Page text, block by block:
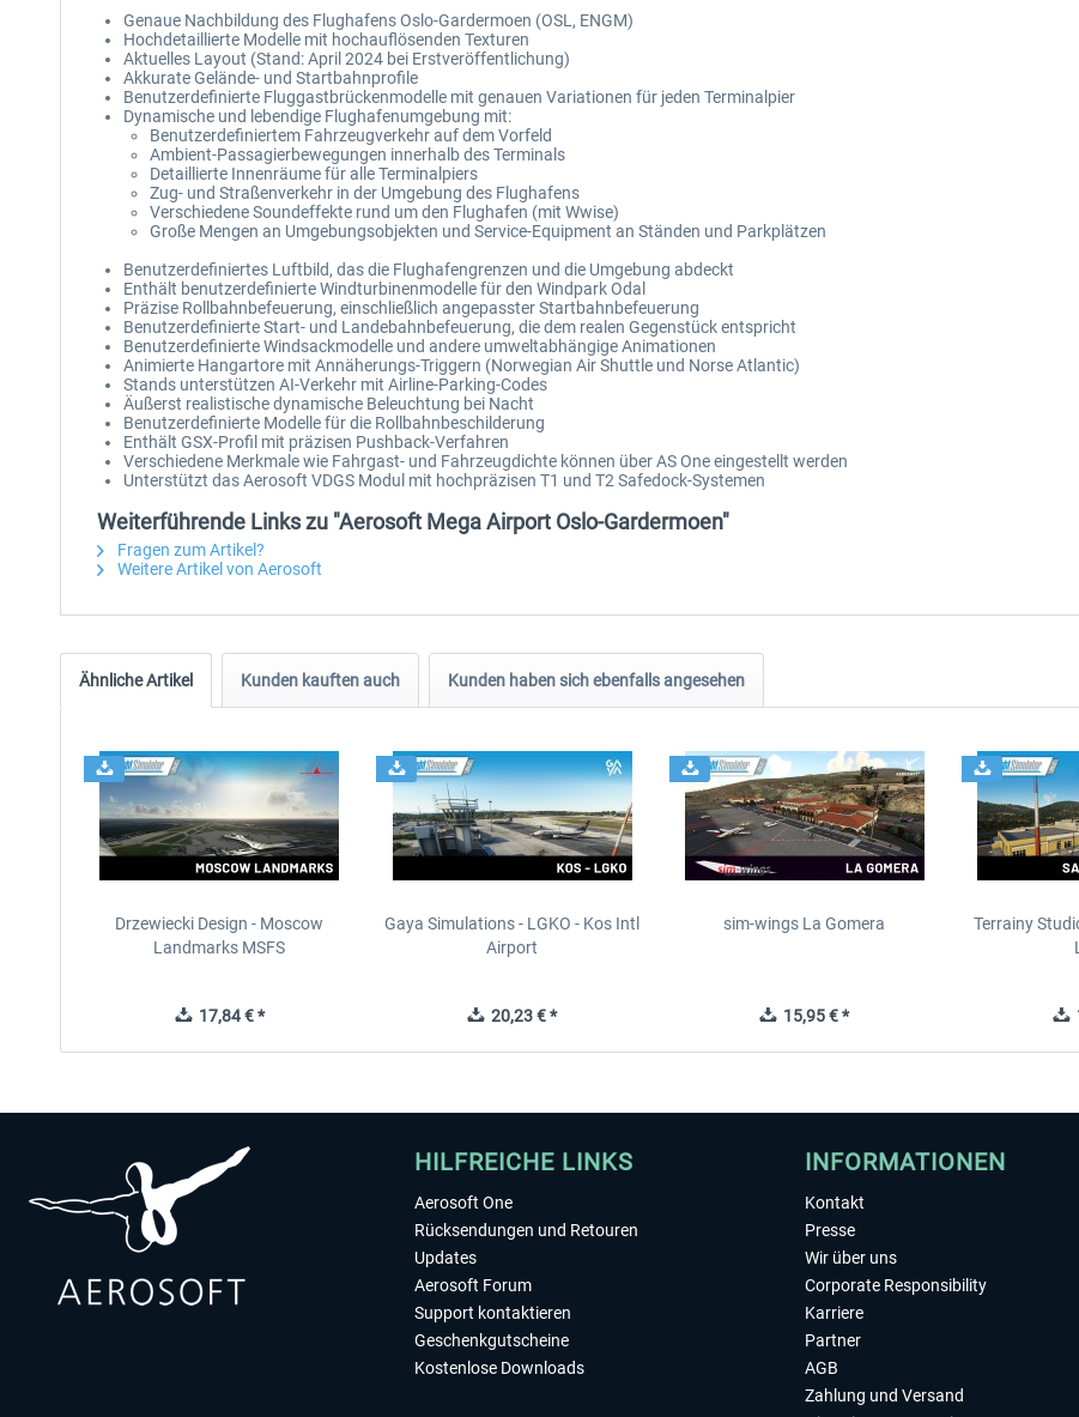
Genaue Nachbildung des Flughafens Oslo-Gardermoen (OSL, ENGM)
Hochdetaillierte Modelle mit hochauflösenden Texturen
Aktuelles Layout (Stand: April 2024 bei Erstveröffentlichung)
Akkurate Gelände- und Startbahnprofile
Benutzerdefinierte Fluggastbrückenmodelle mit genauen Variationen für jeden Terminalpier
Dynamische und lebendige Flughafenumgebung mit:
Benutzerdefiniertem Fahrzeugverkehr auf dem Vorfeld
Ambient-Passagierbewegungen innerhalb des Terminals
Detaillierte Innenräume für alle Terminalpiers
Zug- und Straßenverkehr in der Umgebung des Flughafens
Verschiedene Soundeffekte rund um den Flughafen (mit Wwise)
Große Mengen an Umgebungsobjekten und Service-Equipment an Ständen und Parkplätzen
Benutzerdefiniertes Luftbild, das die Flughafengrenzen und die Umgebung abdeckt
Enthält benutzerdefinierte Windturbinenmodelle für den Windpark Odal
Präzise Rollbahnbefeuerung, einschließlich angepasster Startbahnbefeuerung
Benutzerdefinierte Start- und Landebahnbefeuerung, die dem realen Gegenstück entspricht
Benutzerdefinierte Windsackmodelle und andere umweltabhängige Animationen
Animierte Hangartore mit Annäherungs-Triggern (Norwegian Air Shuttle und Norse Atlantic)
Stands unterstützen AI-Verkehr mit Airline-Parking-Codes
Äußerst realistische dynamische Beleuchtung bei Nacht
Benutzerdefinierte Modelle für die Rollbahnbeschilderung
Enthält GSX-Profil mit präzisen Pushback-Verfahren
Verschiedene Merkmale wie Fahrgast- und Fahrzeugdichte können über AS One eingestellt werden
Unterstützt das Aerosoft VDGS Modul mit hochpräzisen T1 und T2 Safedock-Systemen
Weiterführende Links zu "Aerosoft Mega Airport Oslo-Gardermoen"
Fragen zum Artikel?
Weitere Artikel von Aerosoft
Ähnliche Artikel Kunden kauften auch Kunden haben sich ebenfalls angesehen
Drzewiecki Design - Moscow
Landmarks MSFS
17,84 € *
Gaya Simulations - LGKO - Kos Intl
Airport
20,23 € *
sim-wings La Gomera
15,95 € *
Terrainy
HILFREICHE LINKS
Aerosoft One
Rücksendungen und Retouren
Updates
Aerosoft Forum
Support kontaktieren
Geschenkgutscheine
Kostenlose Downloads
INFORMATIONEN
Kontakt
Presse
Wir über uns
Corporate Responsibility
Karriere
Partner
AGB
Zahlung und Versand